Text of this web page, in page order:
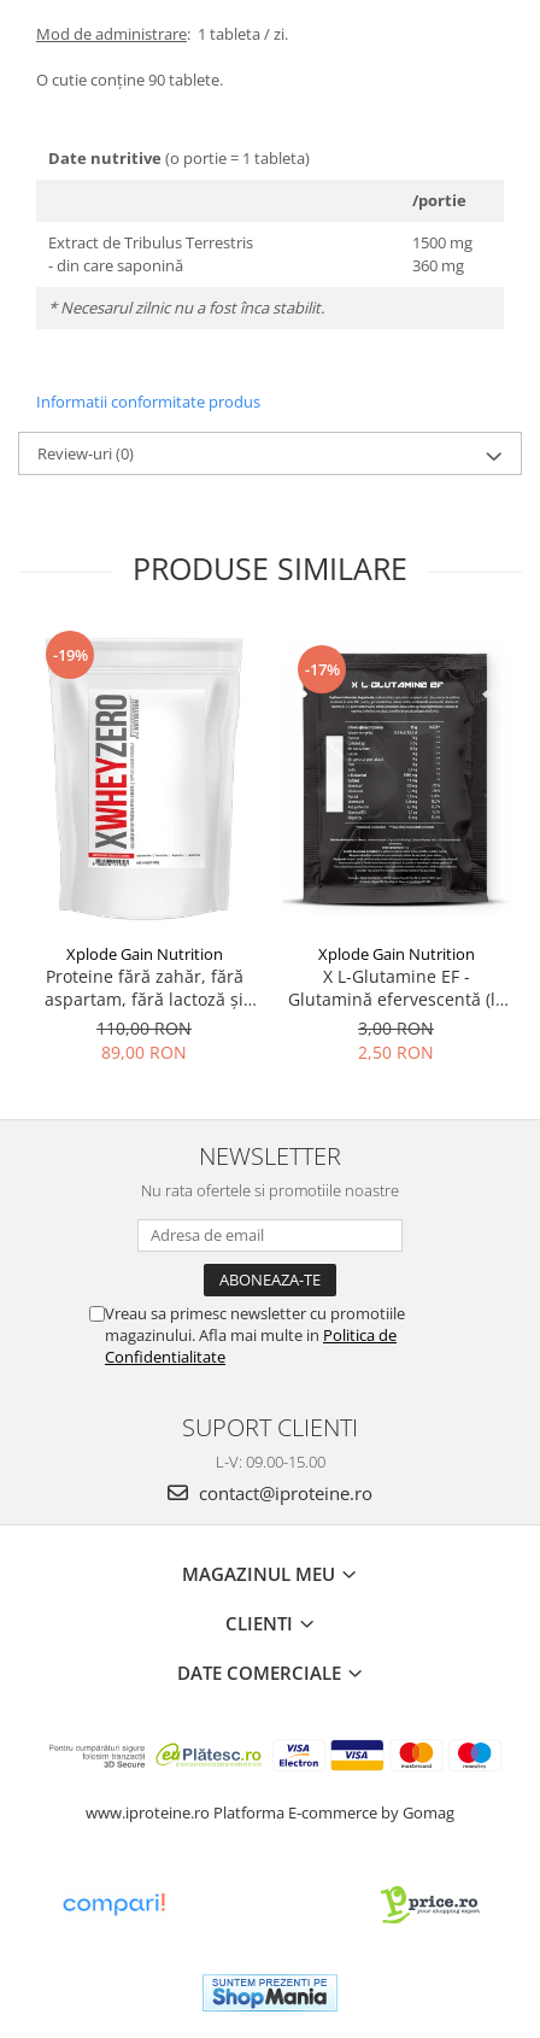
Mod de administrare: 1 tableta / zi.
O cutie conţine 90 tablete.
Date nutritive (o portie = 1 tableta)
/portie
Extract de Tribulus Terrestris
- din care saponină
1500 mg
360 mg
* Necesarul zilnic nu a fost înca stabilit.
Informatii conformitate produs
Review-uri(0)
PRODUSE SIMILARE
-19%
Xplode Gain Nutrition
Proteine fără zahăr, fără
aspartam, fără lactoză și
fără gluten - X Whey ZERO
110,00 RON
89,00 RON
-17%
Xplode Gain Nutrition
X L-Glutamine EF -
Glutamină efervescentă (la
plic)
3,00 RON
2,50 RON
NEWSLETTER
Nu rata ofertele si promotiile noastre
Vreau sa primesc newsletter cu promotiile
magazinului. Afla mai multe in Politica de
Confidentialitate
SUPORT CLIENTI
L-V: 09.00-15.00
contact@iproteine.ro
MAGAZINUL MEU
CLIENTI
DATE COMERCIALE
www.iproteine.ro Platforma E-commerce by Gomag